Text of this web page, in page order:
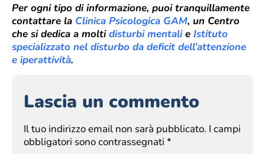
Per ogni tipo di informazione, puoi tranquillamente
contattare la Clinica Psicologica GAM, un Centro
che si dedica a moltidisturbi mentalie Istituto
specializzato nel disturbo da deficit dell’attenzione
e iperattività.
Lascia un commento
Il tuo indirizzo email non sarà pubblicato. I campi
obbligatori sono contrassegnati *